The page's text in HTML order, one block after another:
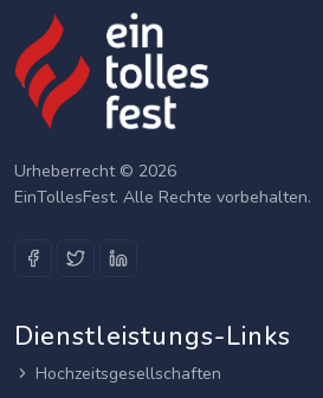
Urheberrecht © 2026
EinTollesFest. Alle Rechte vorbehalten.
Dienstleistungs-Links
Hochzeitsgesellschaften